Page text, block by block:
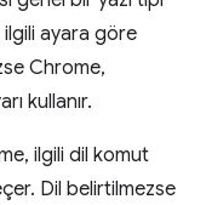
ilgili ayara göre
Chrome,
kullanır.
ilgili dil komut
Dil belirtilmezse